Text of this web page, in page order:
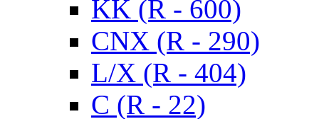
KK (R - 600)
CNX (R - 290)
L/X (R - 404)
C (R - 22)